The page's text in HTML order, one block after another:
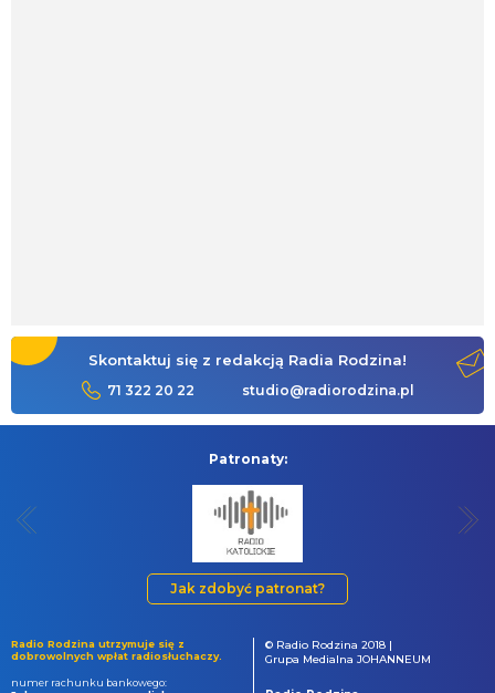
Skontaktuj się z redakcją Radia Rodzina!
71 322 20 22 studio@radiorodzina.pl
Patronaty:
Jak zdobyć patronat?
Radio Rodzina utrzymuje się z
dobrowolnych wpłat radiosłuchaczy.
numer rachunku bankowego:
© Radio Rodzina 2018 |
Grupa Medialna JOHANNEUM